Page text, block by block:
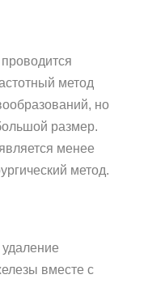
метод
но
размер.
менее
метод.
вместе с